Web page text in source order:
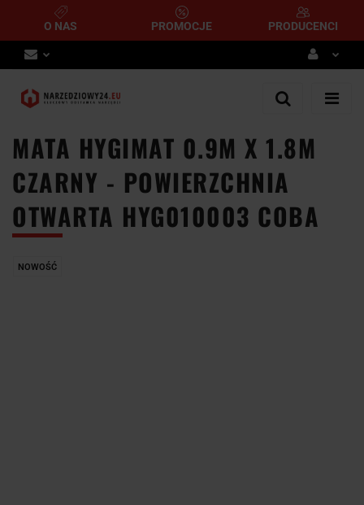
O NAS PROMOCJE PRODUCENCI
Zaloguj się
Dodaj zgłoszenie
MATA HYGIMAT 0.9M X 1.8M
CZARNY - POWIERZCHNIA
OTWARTA HYG010003 COBA
NOWOŚĆ